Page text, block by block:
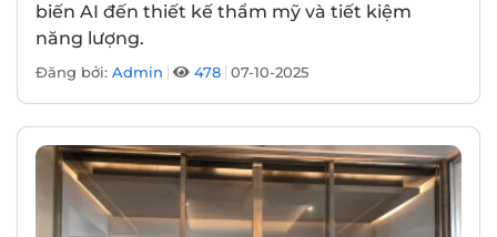
biến AI đến thiết kế thẩm mỹ và tiết kiệm
năng lượng.
Đăng bởi: Admin 478 07-10-2025